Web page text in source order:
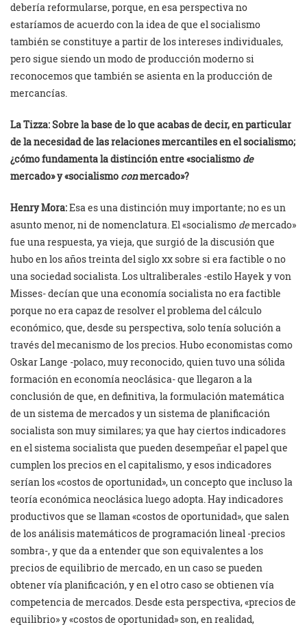
debería reformularse, porque, en esa perspectiva no
estaríamos de acuerdo con la idea de que el socialismo
también se constituye a partir de los intereses individuales,
pero sigue siendo un modo de producción moderno si
reconocemos que también se asienta en la producción de
mercancías.
La Tizza:Sobre la base de lo que acabas de decir, en particular
de la necesidad de las relaciones mercantiles en el socialismo;
¿cómo fundamenta la distinción entre «socialismo de
mercado» y «socialismo conmercado»?
Henry Mora:Esa es una distinción muy importante; no es un
asunto menor, ni de nomenclatura. El «socialismo demercado»
fue una respuesta, ya vieja, que surgió de la discusión que
hubo en los años treinta del siglo xx sobre si era factible o no
una sociedad socialista. Los ultraliberales -estilo Hayek y von
Misses- decían que una economía socialista no era factible
porque no era capaz de resolver el problema del cálculo
económico, que, desde su perspectiva, solo tenía solución a
través del mecanismo de los precios. Hubo economistas como
Oskar Lange -polaco, muy reconocido, quien tuvo una sólida
formación en economía neoclásica- que llegaron a la
conclusión de que, en definitiva, la formulación matemática
de un sistema de mercados y un sistema de planificación
socialista son muy similares; ya que hay ciertos indicadores
en el sistema socialista que pueden desempeñar el papel que
cumplen los precios en el capitalismo, y esos indicadores
serían los «costos de oportunidad», un concepto que incluso la
teoría económica neoclásica luego adopta. Hay indicadores
productivos que se llaman «costos de oportunidad», que salen
de los análisis matemáticos de programación lineal -precios
sombra-, y que da a entender que son equivalentes a los
precios de equilibrio de mercado, en un caso se pueden
obtener vía planificación, y en el otro caso se obtienen vía
competencia de mercados. Desde esta perspectiva, «precios de
equilibrio» y «costos de oportunidad» son, en realidad,